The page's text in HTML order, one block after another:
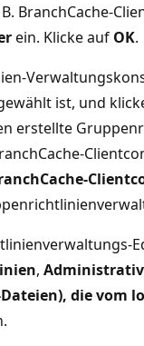
BranchCache-
ein. Klicke auf OK.
ist, und
erstellte
,
die vom